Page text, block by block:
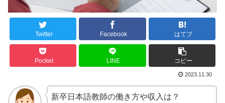
Twitter Facebook はてブ
Pocket LINE コピー
2023.11.30
新卒日本語教師の働き方や収入は？